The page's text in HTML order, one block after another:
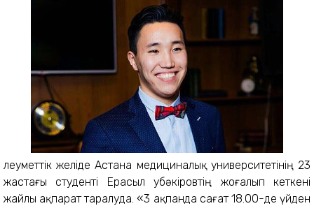
Әлеуметтік желіде Астана медициналық университетінің 23
жастағы студенті Ерасыл Әубәкіровтің жоғалып кеткені
жайлы ақпарат таралуда. «3 ақпанда сағат 18.00-де үйден